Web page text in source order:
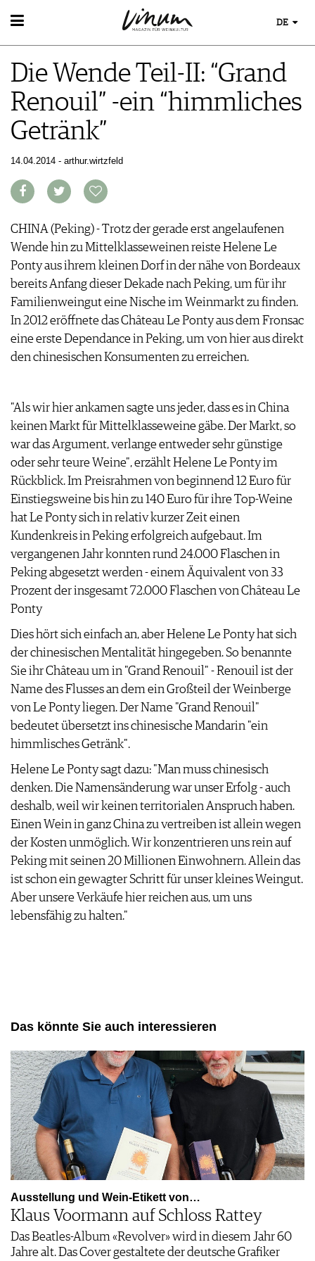
WEIN
WEINSUCHE
GUIDE WEINGÜTER
WINETRADECLUB
WINZER
WEINE DES MONATS
TRINKREIFETABELLE
CLUB LES DOMAINES
WEINWISSEN
WEINREGIONEN
WEINGESCHICHTE
TIPPS & TRICKS
NEWS
EVENTS
EVENTKALENDER
EVENT-BILDER
ESSEN & TRINKEN
FOOD PAIRING TIPPS
FOOD PAIRING TABELLE
KULINARIK
HOTSPOTS
WEINREISEN
REPORTAGEN
WINEGUIDES
KLARTEXT
EXTRAS
ABO
AUSGABE
ARCHIV
VORTEILSWELT
MEDIATHEK
APPS
VIDEOS
BÜCHER
NEWS
WEINWIRTSCHAFT
WEINSZENE
PORTRAITS
VINOPHILES
ARCHIV
AWARDS
GEWINNSPIELE
VORTEILSWELT
TRINKREIFETABELLE
ABO
WEINSUCHE
NEWSLETTER
WINE TRADE CLUB
REDAKTION
JOBS
WERBUNG
PRESSE
DE
Die Wende Teil-II: “Grand
Renouil” -ein “himmliches
Getränk”
14.04.2014 - arthur.wirtzfeld
CHINA (Peking) - Trotz der gerade erst angelaufenen
Wende hin zu Mittelklasseweinen reiste Helene Le
Ponty aus ihrem kleinen Dorf in der nähe von Bordeaux
bereits Anfang dieser Dekade nach Peking, um für ihr
Familienweingut eine Nische im Weinmarkt zu finden.
In 2012 eröffnete das Château Le Ponty aus dem Fronsac
eine erste Dependance in Peking, um von hier aus direkt
den chinesischen Konsumenten zu erreichen.
"Als wir hier ankamen sagte uns jeder, dass es in China
keinen Markt für Mittelklasseweine gäbe. Der Markt, so
war das Argument, verlange entweder sehr günstige
oder sehr teure Weine", erzählt Helene Le Ponty im
Rückblick. Im Preisrahmen von beginnend 12 Euro für
Einstiegsweine bis hin zu 140 Euro für ihre Top-Weine
hat Le Ponty sich in relativ kurzer Zeit einen
Kundenkreis in Peking erfolgreich aufgebaut. Im
vergangenen Jahr konnten rund 24.000 Flaschen in
Peking abgesetzt werden - einem Äquivalent von 33
Prozent der insgesamt 72.000 Flaschen von Château Le
Ponty
Dies hört sich einfach an, aber Helene Le Ponty hat sich
der chinesischen Mentalität hingegeben. So benannte
Sie ihr Château um in "Grand Renouil" - Renouil ist der
Name des Flusses an dem ein Großteil der Weinberge
von Le Ponty liegen. Der Name "Grand Renouil"
bedeutet übersetzt ins chinesische Mandarin "ein
himmlisches Getränk".
Helene Le Ponty sagt dazu: "Man muss chinesisch
denken. Die Namensänderung war unser Erfolg - auch
deshalb, weil wir keinen territorialen Anspruch haben.
Einen Wein in ganz China zu vertreiben ist allein wegen
der Kosten unmöglich. Wir konzentrieren uns rein auf
Peking mit seinen 20 Millionen Einwohnern. Allein das
ist schon ein gewagter Schritt für unser kleines Weingut.
Aber unsere Verkäufe hier reichen aus, um uns
lebensfähig zu halten."
Das könnte Sie auch interessieren
Ausstellung und Wein-Etikett von…
Klaus Voormann auf Schloss Rattey
Das Beatles-Album «Revolver» wird in diesem Jahr 60
Jahre alt. Das Cover gestaltete der deutsche Grafiker